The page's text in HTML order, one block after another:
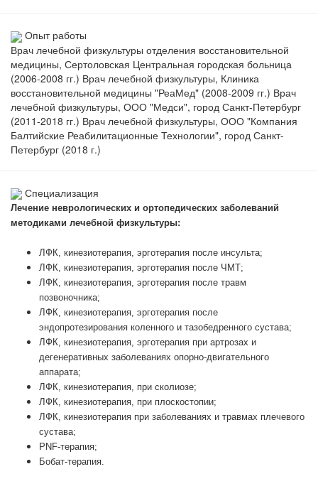
Опыт работы
Врач лечебной физкультуры отделения восстановительной
медицины, Сертоловская Центральная городская больница
(2006-2008 гг.) Врач лечебной физкультуры, Клиника
восстановительной медицины "РеаМед" (2008-2009 гг.) Врач
лечебной физкультуры, ООО "Медси", город Санкт-Петербург
(2011-2018 гг.) Врач лечебной физкультуры, ООО "Компания
Балтийские Реабилитационные Технологии", город Санкт-
Петербург (2018 г.)
Специализация
Лечение неврологических и ортопедических заболеваний
методиками лечебной физкультуры:
ЛФК, кинезиотерапия, эрготерапия после инсульта;
ЛФК, кинезиотерапия, эрготерапия после ЧМТ;
ЛФК, кинезиотерапия, эрготерапия после травм
позвоночника;
ЛФК, кинезиотерапия, эрготерапия после
эндопротезирования коленного и тазобедренного сустава;
ЛФК, кинезиотерапия, эрготерапия при артрозах и
дегенеративных заболеваниях опорно-двигательного
аппарата;
ЛФК, кинезиотерапия, при сколиозе;
ЛФК, кинезиотерапия, при плоскостопии;
ЛФК, кинезиотерапия при заболеваниях и травмах плечевого
сустава;
PNF-терапия;
Бобат-терапия.